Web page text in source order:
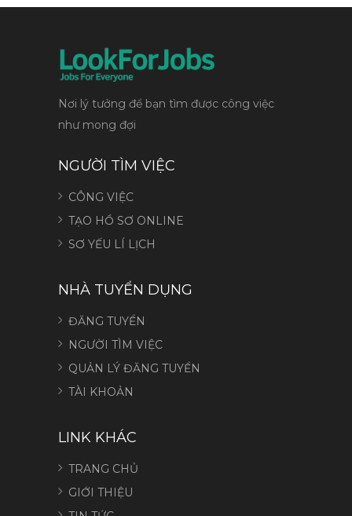
Nơi lý tưởng để bạn tìm được công việc
như mong đợi
NGƯỜI TÌM VIỆC
CÔNG VIỆC
TẠO HỒ SƠ ONLINE
SƠ YẾU LÍ LỊCH
NHÀ TUYỂN DỤNG
ĐĂNG TUYỂN
NGƯỜI TÌM VIỆC
QUẢN LÝ ĐĂNG TUYỂN
TÀI KHOẢN
LINK KHÁC
TRANG CHỦ
GIỚI THIỆU